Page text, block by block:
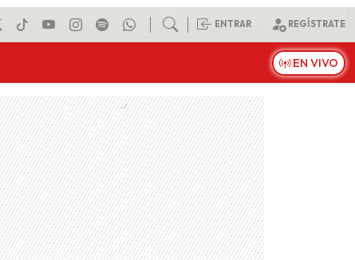
ENTRAR REGÍSTRATE
EN VIVO